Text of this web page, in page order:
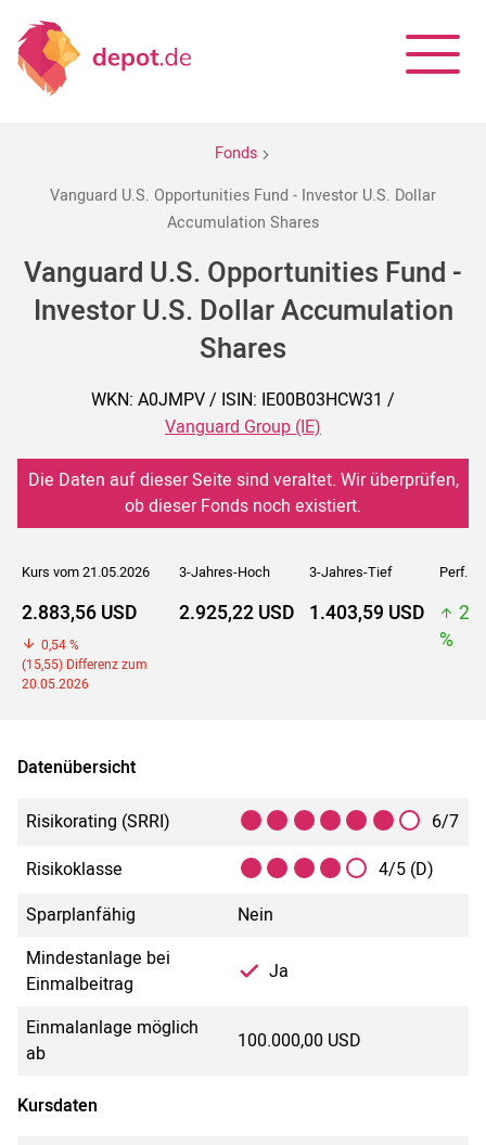
Fonds
Vanguard U.S. Opportunities Fund - Investor U.S. Dollar
Accumulation Shares
Vanguard U.S. Opportunities Fund -
Investor U.S. Dollar Accumulation
Shares
WKN: A0JMPV / ISIN: IE00B03HCW31 /
Vanguard Group (IE)
Die Daten auf dieser Seite sind veraltet. Wir überprüfen,
ob dieser Fonds noch existiert.
Kurs vom 21.05.2026 3-Jahres-Hoch 3-Jahres-Tief Perf. 5J
2.883,56 USD
0,54 %
(15,55) Differenz zum
20.05.2026
2.925,22 USD 1.403,59 USD
%
Datenübersicht
Risikorating (SRRI)
6/7
Risikoklasse
4/5 (D)
Sparplanfähig
Nein
Mindestanlage bei
Einmalbeitrag
Ja
Einmalanlage möglich
ab
100.000,00 USD
Kursdaten